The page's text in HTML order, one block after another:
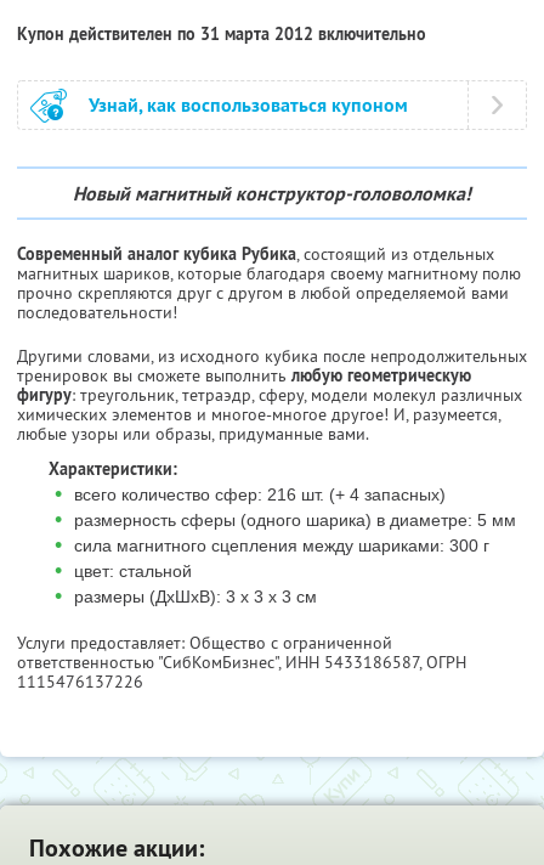
Купон действителен по 31 марта 2012 включительно
Узнай, как воспользоваться купоном
Новый магнитный конструктор-головоломка!
Современный аналог кубика Рубика, состоящий из отдельных
магнитных шариков, которые благодаря своему магнитному полю
прочно скрепляются друг с другом в любой определяемой вами
последовательности!
Другими словами, из исходного кубика после непродолжительных
тренировок вы сможете выполнитьлюбую геометрическую
фигуру: треугольник, тетраэдр, сферу, модели молекул различных
химических элементов и многое-многое другое! И, разумеется,
любые узоры или образы, придуманные вами.
Характеристики:
• всего количество сфер: 216 шт. (+ 4 запасных)
• размерность сферы (одного шарика) в диаметре: 5 мм
• сила магнитного сцепления между шариками: 300 г
• цвет: стальной
• размеры (ДхШхВ): 3 х 3 х 3 см
Услуги предоставляет: Общество с ограниченной
ответственностью "СибКомБизнес", ИНН 5433186587, ОГРН
1115476137226
Похожие акции: